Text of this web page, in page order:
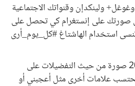
ولينكدإن وقنواتك الاجتماعية
صورتك على إنستغرام كي تحصل على
استخدام الهاشتاغ #كل_يوم_أرى
4. سيصعد للنهائيات أعلى 20 صورة من حيث التفضيلات على
علامات أخرى مثل أعجبني أو